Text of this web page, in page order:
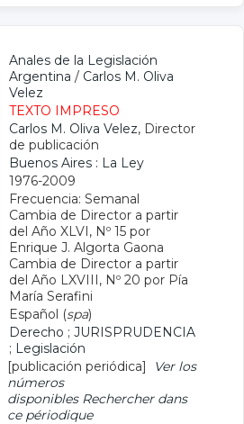
Anales de la Legislación
Argentina / Carlos M. Oliva
Velez
TEXTO IMPRESO
Carlos M. Oliva Velez, Director
de publicación
Buenos Aires : La Ley
1976-2009
Frecuencia: Semanal
Cambia de Director a partir
del Año XLVI, Nº 15 por
Enrique J. Algorta Gaona
Cambia de Director a partir
del Año LXVIII, Nº 20 por Pía
María Serafini
Español (spa)
Derecho ; JURISPRUDENCIA
; Legislación
[publicación periódica]
Ver los
números
disponibles Rechercher dans
ce périodique